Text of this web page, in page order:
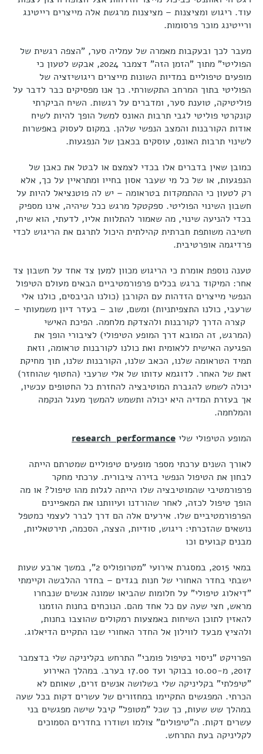
עוד. ריגוש ומציצנות – מציצנות מרגשת אלה מייצרים רייטינג
ורייטינג מוכר פרסומות.
מעבר לכך ובעקבות מאמרה של עמליה סער, "הצפה רגשית של
הפוליטי" מתוך "הזמן הזה" דצמבר 2024, אבקש לטעון כי
מופעים טיפוליים במדיות השונות מייצרים ריגושיזציה של
הפוליטי בתוך המרחב התקשורתי. כך אנו מפסיקים כבר לדבר על
פוליטיקה, טוענת סער, ומדברים על רגשות. השיח הביקרתי
קונקרטי פוליטי לגבי תרבות האונס למשל הופך להיות לשיח
אודות הקורבנות והמצב הנפשי שלהן. במקום לעסוק באפשרות
לשינוי תרבות האונס, עוסקים בכאבן של הנפגעות.
כמובן שאין בדברים אלו בכדי לצמצם או לבטל את כאבן של
הנפגעות, או של כל מי שעבר אסון בחייו ומתראיין על כך, אלא
רק לטעון כי ההתמקדות בטראומה – יש לה פוטנציאל להיות על
חשבון השינוי הפוליטי. ספקטקל מרגש ככל שיהיה, אינו מספיק
בכדי להניעה שינוי, מה שאמור להתלוות אליו, לדעתי, הוא שיח,
חשיבה משותפת חברתית קהילתית היכול לתרגם את הריגוש לכדי
פרדיגמה אופרטיבית.
טענה נוספת אומרת כי הריגוש מכוון למען צד אחד על חשבון צד
אחר: המיקוד ברגש בכלים פרפורמטיביים הבאים מעולם הטיפול
הנפשי מייצרים הזדהות עם הקורבן (כולנו הביבסים, כולנו אלי
שרעבי, כולנו התצפיתניות) ומשם, שוב – בעדר דיון משמעותי –
קצרה הדרך לקורבנות ולהצדקת מלחמה. הפיכת האישי
(המרגש, זה המובא דרך המופע הטיפולי) לציבורי הופך את
הפגיעה האישית ללאומית ואת כולנו לקורבנות טראומה, וזאת
תמיד הטראומה שלנו, הכאב שלנו, הקורבנות שלנו, תוך מחיקת
זאת של האחר. לדוגמא עדותו של אלי שרעבי (החטוף שהוחזר)
יכולה לשמש להגברת המוטיבציה להחזרת כל החטופים עכשיו,
אך בעזרת המדיה היא יכולה ותשמש להמשך מעגל הנקמה
והמלחמה.
המופע הטיפולי שלי research performance
לאורך השנים ערכתי מספר מופעים טיפוליים שמטרתם הייתה
לבחון את הטיפול הנפשי בזירה ציבורית. ערכתי מחקר
פרפורמטיבי שהמוטיבציה שלו הייתה לגלות מהו טיפול? או מה
הופך טיפול לכזה, לאחר שהורדנו ועיוותנו את המאפיינים
הפרפורמטיביים שלו. אירעים אלה הם דרך לברר לעצמי כמטפל
נושאים שהזכרתי: ריגוש, סודיות, הצצה, הסכמה, תירטאליות,
מבנים קבועים וכו
במאי 2015, במסגרת אירועי "מטרופוליס 2", במשך ארבע שעות
ישבתי בחדר האחורי של חנות בגדים – בחדר ההלבשה וקיימתי
"דיאלוג טיפולי" על חלומות שהביאו שמונה אנשים שנבחרו
מראש, חצי שעה עם כל אחד מהם. הנוכחים בחנות הוזמנו
להאזין לתוכן השיחות באמצעות רמקולים שהוצבו בחנות,
ולהציץ מבעד לווילון אל החדר האחורי שבו התקיים הדיאלוג.
הפרויקט "ניסוי בטיפול פומבי" התרחש בקליניקה שלי בדצמבר
2017, מ-10.00 בבוקר ועד 17.00 בערב. במהלך האירוע
"טיפלתי" בקליניקה שלי בשלושה אנשים זרים, שאותם לא
הכרתי. המפגשים התקיימו במחזורים של עשרים דקות בכל שעה
במהלך שש שעות, כך שכל "מטופל" קיבל שישה מפגשים בני
עשרים דקות. ה"טיפולים" צולמו ושודרו בחדרים הסמוכים
לקליניקה בעת התרחש.